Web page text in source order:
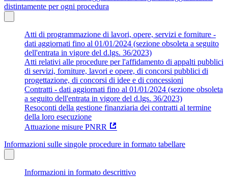
distintamente per ogni procedura
Atti di programmazione di lavori, opere, servizi e forniture -
dati aggiornati fino al 01/01/2024 (sezione obsoleta a seguito
dell'entrata in vigore del d.lgs. 36/2023)
Atti relativi alle procedure per l'affidamento di appalti pubblici
di servizi, forniture, lavori e opere, di concorsi pubblici di
progettazione, di concorsi di idee e di concessioni
Contratti - dati aggiornati fino al 01/01/2024 (sezione obsoleta
a seguito dell'entrata in vigore del d.lgs. 36/2023)
Resoconti della gestione finanziaria dei contratti al termine
della loro esecuzione
Attuazione misure PNRR
Informazioni sulle singole procedure in formato tabellare
Informazioni in formato descrittivo